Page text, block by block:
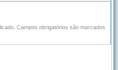
Campos obrigatórios são marcados